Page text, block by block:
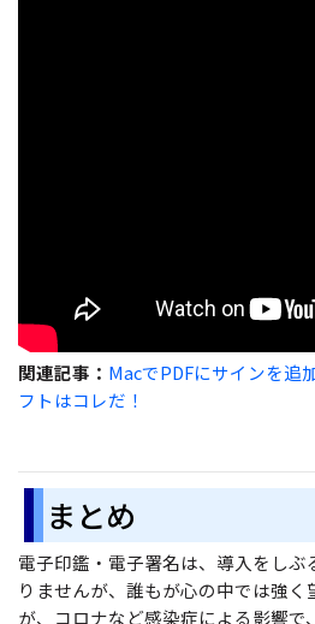
関連記事： MacでPDFにサインを追
フトはコレだ！
まとめ
電子印鑑・電子署名は、導入をしぶ
りませんが、誰もが心の中では強く
が、コロナなど感染症による影響で